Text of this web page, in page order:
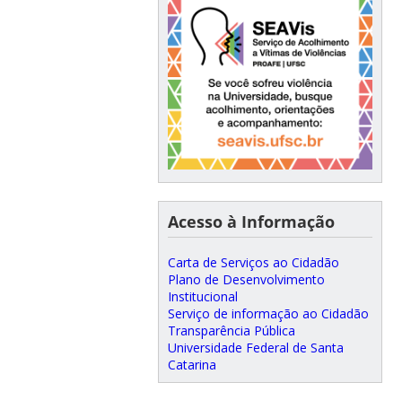
Acesso à Informação
Carta de Serviços ao Cidadão
Plano de Desenvolvimento
Institucional
Serviço de informação ao Cidadão
Transparência Pública
Universidade Federal de Santa
Catarina